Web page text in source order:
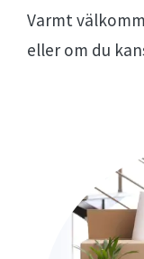
Varmt
eller om du